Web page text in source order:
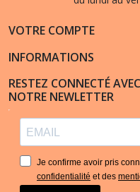
VOTRE COMPTE
INFORMATIONS
RESTEZ CONNECTÉ
NOTRE NEWLETTER
Je confirme avoir pris
confidentialité et des